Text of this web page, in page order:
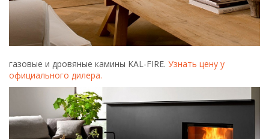
газовые и дровяные камины KAL-FIRE. Узнать цену у
официального дилера.